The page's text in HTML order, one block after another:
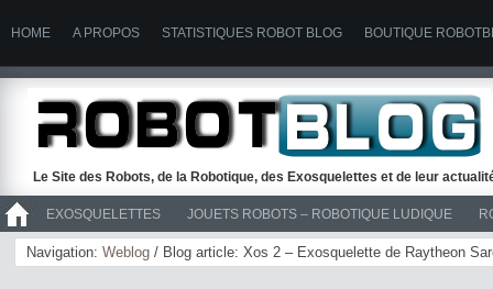
HOME A PROPOS STATISTIQUES ROBOT BLOG BOUTIQUE
Le Site des Robots, de la Robotique, des Exosquelettes et de leur
EXOSQUELETTES JOUETS ROBOTS – ROBOTIQUE LUDIQUE
>> ROBOTS
Navigation: Weblog / Blog article: Xos 2 – Exosquelette de Raytheon